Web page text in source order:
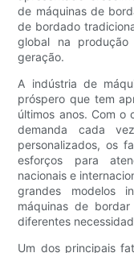
de máquinas de
de bordado
global na
geração.
A indústria de
próspero que tem
últimos anos. Com o
demanda cada
personalizados, os
esforços para
nacionais e
grandes modelos
máquinas de
diferentes
Um dos principais